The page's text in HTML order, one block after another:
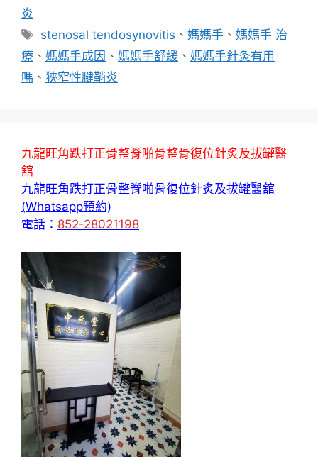
炎
標
籤
stenosal tendosynovitis 、媽媽手 、媽媽手 治
療 、 媽媽手成因 、 媽媽手舒緩 、 媽媽手針灸有用
嗎 、 狹窄性腱鞘炎
九龍旺角跌打正骨整脊啪骨整骨復位針炙及拔罐醫
舘
九龍旺角跌打正骨整脊啪骨復位針炙及拔罐醫舘
(Whatsapp預約)
電話： 852-28021198